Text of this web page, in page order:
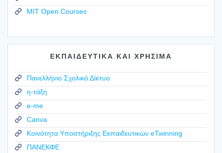
MIT Open Courses
ΕΚΠΑΙΔΕΥΤΙΚΑ ΚΑΙ ΧΡΗΣΙΜΑ
Πανελλήνιο Σχολικό Δίκτυο
η-τάξη
e-me
Canva
Κοινότητα Υποστήριξης Εκπαιδευτικών eTwinning
ΠΑΝΕΚΦΕ